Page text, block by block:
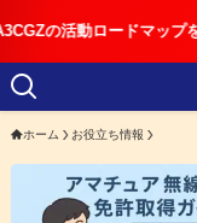
ードマップを公開しました
ホーム お役立ち情報